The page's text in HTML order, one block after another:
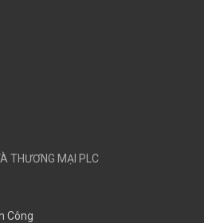
THƯƠNG MẠI PLC
Công